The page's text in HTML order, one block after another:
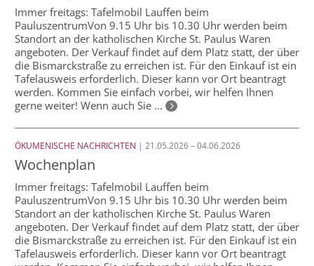
Immer freitags: Tafelmobil Lauffen beim
PauluszentrumVon 9.15 Uhr bis 10.30 Uhr werden beim
Standort an der katholischen Kirche St. Paulus Waren
angeboten. Der Verkauf findet auf dem Platz statt, der über
die Bismarckstraße zu erreichen ist. Für den Einkauf ist ein
Tafelausweis erforderlich. Dieser kann vor Ort beantragt
werden. Kommen Sie einfach vorbei, wir helfen Ihnen
gerne weiter! Wenn auch Sie …
ÖKUMENISCHE NACHRICHTEN | 21.05.2026 – 04.06.2026
Wochenplan
Immer freitags: Tafelmobil Lauffen beim
PauluszentrumVon 9.15 Uhr bis 10.30 Uhr werden beim
Standort an der katholischen Kirche St. Paulus Waren
angeboten. Der Verkauf findet auf dem Platz statt, der über
die Bismarckstraße zu erreichen ist. Für den Einkauf ist ein
Tafelausweis erforderlich. Dieser kann vor Ort beantragt